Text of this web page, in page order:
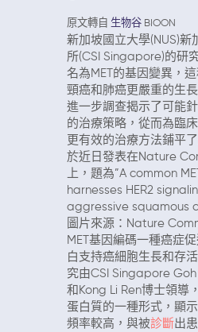
原文轉自 生物谷 BIOON
新加坡國立大學(NUS)新
所(CSI Singapore)的研
名為MET的基因變異，
頸癌和肺癌更嚴重的生
進一步調查揭示了可能
的治療策略，從而為臨
更有效的治療方法鋪平
於近日發表在Nature
上，題為”A common
harnesses HER2
aggressive squamous
圖片來源：Nature
MET基因編碼一種癌症
白支持癌細胞生長和存
究由CSI Singapore
和Kong Li Ren博士領導
蛋白質的一種形式，顯
頻率較高，與被診斷出